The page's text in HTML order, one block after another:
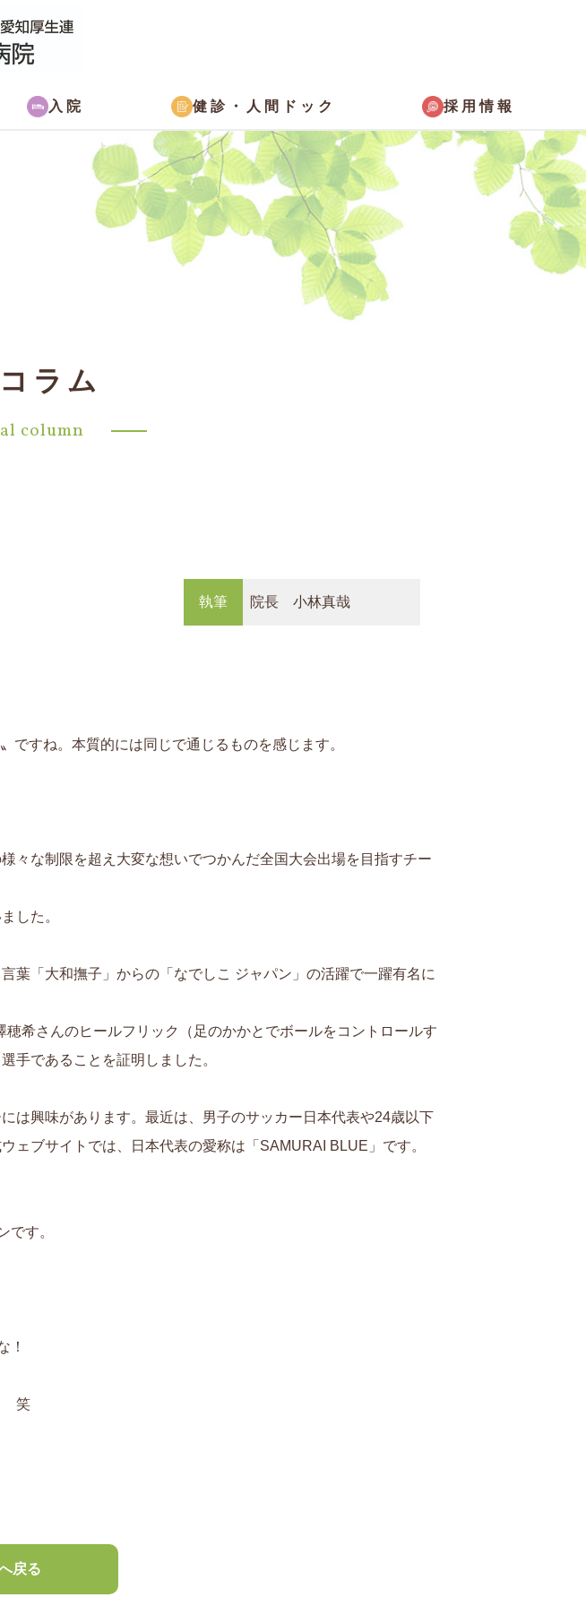
入院 健診・ 人間ドック 採用情報
ラム
column
執筆 院長 小林真哉
すね。本質的には同じで通じるものを感じます。
々な制限を超え大変な想いでつかんだ全国大会出場を目指すチー
した。
葉「大和撫子」からの「なでしこ ジャパン」の活躍で一躍有名に
希さんのヒールフリック（足のかかとでボールをコントロールす
手であることを証明しました。
は興味があります。最近は、男子のサッカー日本代表や24歳以下
ェブサイトでは、日本代表の愛称は「SAMURAI BLUE」です。
です。
！
笑
戻る